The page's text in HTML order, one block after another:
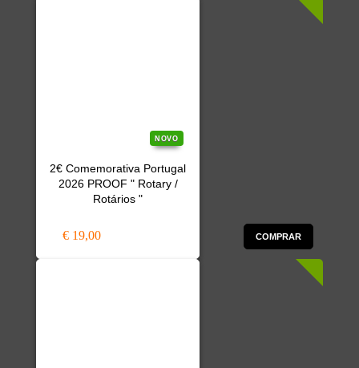
NOVO
2€ Comemorativa Portugal
2026 PROOF " Rotary /
Rotários "
€ 19,00 COMPRAR